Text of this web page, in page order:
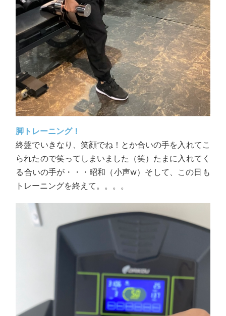
脚トレーニング！
終盤でいきなり、笑顔でね！とか合いの手を入れてこ
られたので笑ってしまいました（笑）たまに入れてく
る合いの手が・・・昭和（小声w）そして、この日も
トレーニングを終えて。。。。